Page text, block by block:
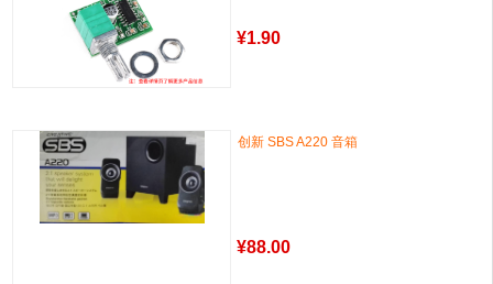
¥1.90
创新 SBS A220 音箱
¥88.00